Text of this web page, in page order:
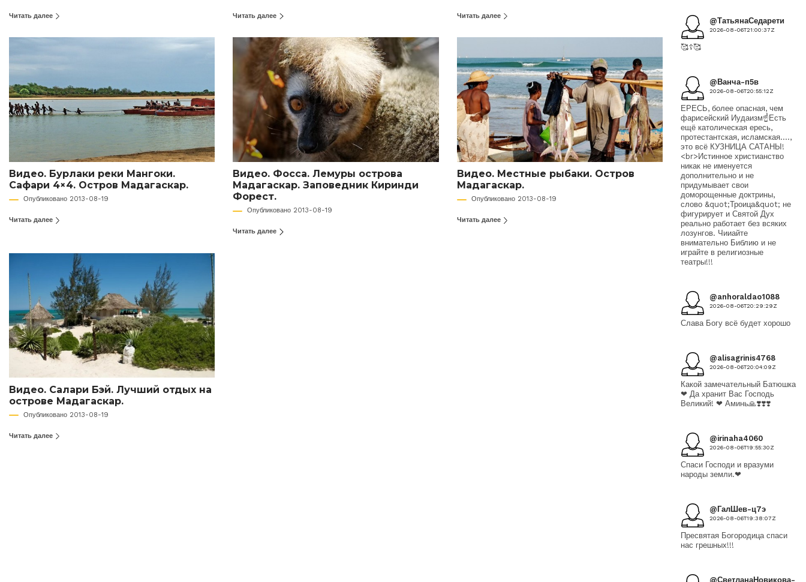
Читать далее Читать далее Читать далее
Видео. Бурлаки реки Мангоки.
Сафари 4×4. Остров Мадагаскар.
Опубликовано 2013-08-19
Читать далее
Видео. Фосса. Лемуры острова
Мадагаскар. Заповедник Киринди
Форест.
Опубликовано 2013-08-19
Читать далее
Видео. Местные рыбаки. Остров
Мадагаскар.
Опубликовано 2013-08-19
Читать далее
Видео. Салари Бэй. Лучший отдых на
острове Мадагаскар.
Опубликовано 2013-08-19
Читать далее
@ТатьянаСедарети
2026-08-06T21:00:37Z
🥰☦️🥰
@Ванча-п5в
2026-08-06T20:55:12Z
ЕРЕСЬ, более опасная, чем
фарисейский Иудаизм☝️Есть
ещё католическая ересь,
протестантская, исламская....,
это всё КУЗНИЦА САТАНЫ!
<br>Истинное христианство
никак не именуется
дополнительно и не
придумывает свои
доморощенные доктрины,
слово &quot;Троица&quot; не
фигурирует и Святой Дух
реально работает без всяких
лозунгов. Чииайте
внимательно Библию и не
играйте в религиозные
театры!!!
@anhoraldao1088
2026-08-06T20:29:29Z
Слава Богу всё будет хорошо
@alisagrinis4768
2026-08-06T20:04:09Z
Какой замечательный Батюшка
❤ Да хранит Вас Господь
Великий! ❤ Аминь🙏❣️❣️❣️
@irinaha4060
2026-08-06T19:55:30Z
Спаси Господи и вразуми
народы земли.❤
@ГалШев-ц7э
2026-08-06T19:38:07Z
Пресвятая Богородица спаси
нас грешных!!!
@СветланаНовикова-